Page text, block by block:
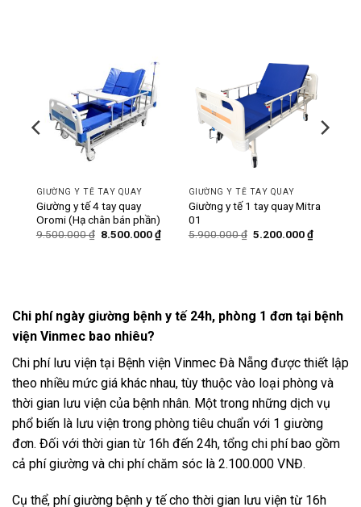
GIƯỜNG Y TẾ TAY QUAY
Giường y tế 4 tay quay
Oromi (Hạ chân bán phần)
9.500.000₫ Giá
8.500.000₫Giá
hiện
GIƯỜNG Y TẾ TAY QUAY
Giường y tế 1 tay quay Mitra
01
5.900.000₫ Giá
5.200.000₫Giá
hiện
Chi phí ngày giường bệnh y tế 24h, phòng 1 đơn tại bệnh
viện Vinmec bao nhiêu?
Chi phí lưu viện tại Bệnh viện Vinmec Đà Nẵng được thiết lập
theo nhiều mức giá khác nhau, tùy thuộc vào loại phòng và
thời gian lưu viện của bệnh nhân. Một trong những dịch vụ
phổ biến là lưu viện trong phòng tiêu chuẩn với 1 giường
đơn. Đối với thời gian từ 16h đến 24h, tổng chi phí bao gồm
cả phí giường và chi phí chăm sóc là 2.100.000 VNĐ.
Cụ thể, phí giường bệnh y tế cho thời gian lưu viện từ 16h